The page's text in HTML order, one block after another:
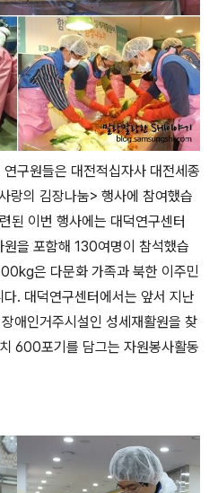
구원들은 대전적십자사 대전세종
랑의 김장나눔> 행사에 참여했습
된 이번 행사에는 대덕연구센터
을 포함해 130여명이 참석했습
은 다문화 가족과 북한 이주민
. 대덕연구센터에서는 앞서 지난
애인거주시설인 성세재활원을 찾
600포기를 담그는 자원봉사활동